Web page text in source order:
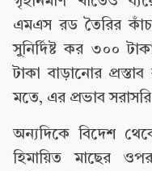
এমএস রড তৈরির
সুনির্দিষ্ট কর ৩০০
টাকা বাড়ানোর প্রস্তাব
মতে, এর প্রভাব
অন্যদিকে বিদেশ
হিমায়িত মাছের